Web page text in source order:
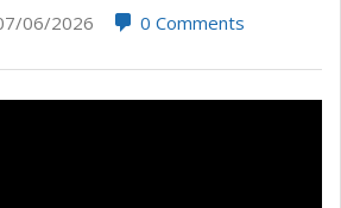
06/2026 0 Comments